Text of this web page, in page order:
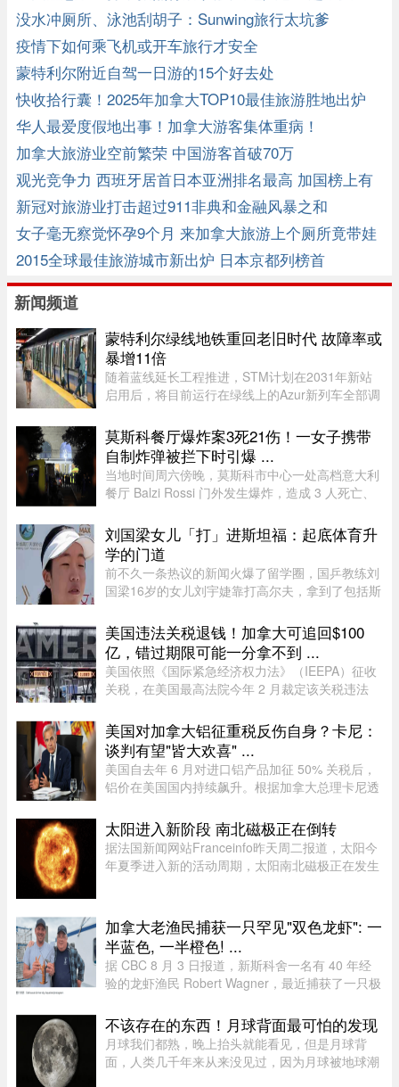
没水冲厕所、泳池刮胡子：Sunwing旅行太坑爹
疫情下如何乘飞机或开车旅行才安全
蒙特利尔附近自驾一日游的15个好去处
快收拾行囊！2025年加拿大TOP10最佳旅游胜地出炉
华人最爱度假地出事！加拿大游客集体重病！
加拿大旅游业空前繁荣 中国游客首破70万
观光竞争力 西班牙居首日本亚洲排名最高 加国榜上有
名
新冠对旅游业打击超过911非典和金融风暴之和
女子毫无察觉怀孕9个月 来加拿大旅游上个厕所竟带娃
回家
2015全球最佳旅游城市新出炉 日本京都列榜首
新闻频道
蒙特利尔绿线地铁重回老旧时代 故障率或
暴增11倍
随着蓝线延长工程推进，STM计划在2031年新站
启用后，将目前运行在绿线上的Azur新列车全部调
客流量最高的绿线可能几乎全部由服役多年的MR-
73老旧列车运营。Projet Montr ...
莫斯科餐厅爆炸案3死21伤！一女子携带
自制炸弹被拦下时引爆 ...
当地时间周六傍晚，莫斯科市中心一处高档意大利
餐厅 Balzi Rossi 门外发生爆炸，造成 3 人死亡、
女子、餐厅的安保人员及一名顾客。爆炸发生在晚
上 8 点前，地点位于莫 ...
刘国梁女儿「打」进斯坦福：起底体育升
学的门道
前不久一条热议的新闻火爆了留学圈，国乒教练刘
国梁16岁的女儿刘宇婕靠打高尔夫，拿到了包括斯
说，从6月15日那天开始，她每晚都要花上一到两
个小时，接美国大学高尔夫校队 ...
美国违法关税退钱！加拿大可追回$100
亿，错过期限可能一分拿不到 ...
美国依照《国际紧急经济权力法》（IEEPA）征收
关税，在美国最高法院今年 2 月裁定该关税违法
种关税（包括 Section 122、301 和 338 条款）纷
纷出台，令退款进展变得容 ...
美国对加拿大铝征重税反伤自身？卡尼：
谈判有望"皆大欢喜" ...
美国自去年 6 月对进口铝产品加征 50% 关税后，
铝价在美国国内持续飙升。根据加拿大总理卡尼透
物价指数上涨了 52%。卡尼在魁省一处 Rio Tinto
铝厂外对媒体表示："虽 ...
太阳进入新阶段 南北磁极正在倒转
据法国新闻网站Franceinfo昨天周二报道，太阳今
年夏季进入新的活动周期，太阳南北磁极正在发生
南磁极，南磁极则转变为北 ...
加拿大老渔民捕获一只罕见"双色龙虾": 一
半蓝色, 一半橙色! ...
据 CBC 8 月 3 日报道，新斯科舍一名有 40 年经
验的龙虾渔民 Robert Wagner，最近捕获了一只极
边是橙色，颜色分界极为分明。Wagner 表示：“我
当时只说了句‘哇！我这 ...
不该存在的东西！月球背面最可怕的发现
月球我们都熟，晚上抬头就能看见，但是月球背
面，人类几千年来从来没见过，因为月球被地球潮